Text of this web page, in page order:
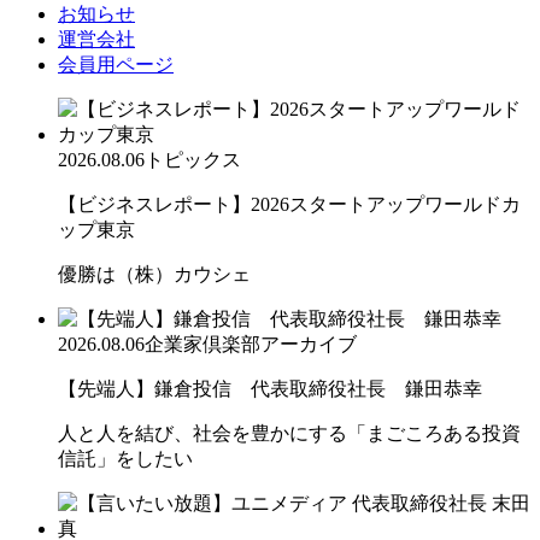
お知らせ
運営会社
会員用ページ
2026.08.06 トピックス
【ビジネスレポート】2026スタートアップワールドカ
ップ東京
優勝は（株）カウシェ
2026.08.06企業家倶楽部アーカイブ
【先端人】鎌倉投信 代表取締役社長 鎌田恭幸
人と人を結び、社会を豊かにする「まごころある投資
信託」をしたい